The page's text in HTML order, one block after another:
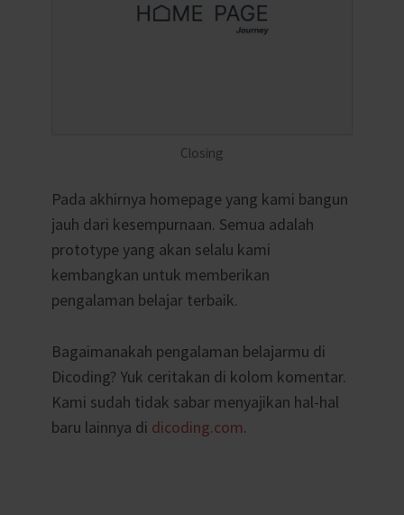
Closing
Pada akhirnya homepage yang kami bangun
jauh dari kesempurnaan. Semua adalah
prototype yang akan selalu kami
kembangkan untuk memberikan
pengalaman belajar terbaik.
Bagaimanakah pengalaman belajarmu di
Dicoding? Yuk ceritakan di kolom komentar.
Kami sudah tidak sabar menyajikan hal-hal
baru lainnya di dicoding.com.